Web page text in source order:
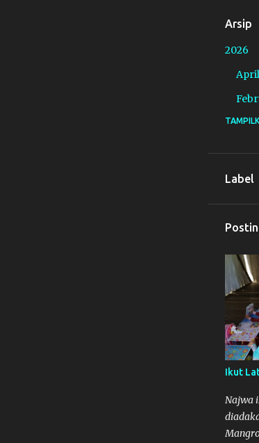
Arsip
2026
April
2025
2018
April
2016
Label
Ikut
Najwa